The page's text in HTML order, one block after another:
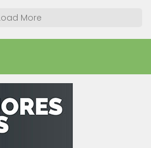
More